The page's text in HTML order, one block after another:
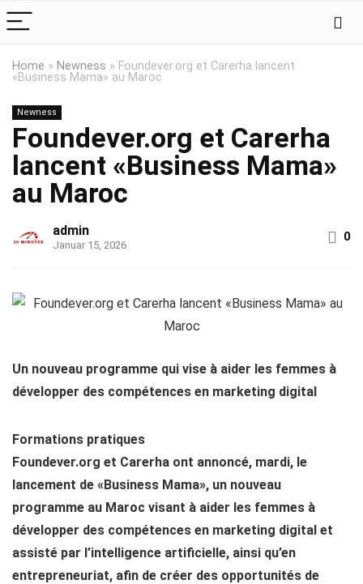
Home » Newness » Foundever.org et Carerha lancent
«Business Mama» au Maroc
Newness
Foundever.org et Carerha
lancent «Business Mama»
au Maroc
admin
Januar 15, 2026
0
Un nouveau programme qui vise à aider les femmes à
développer des compétences en marketing digital
Formations pratiques
Foundever.org et Carerha ont annoncé, mardi, le
lancement de «Business Mama», un nouveau
programme au Maroc visant à aider les femmes à
développer des compétences en marketing digital et
assisté par l’intelligence artificielle, ainsi qu’en
entrepreneuriat, afin de créer des opportunités de